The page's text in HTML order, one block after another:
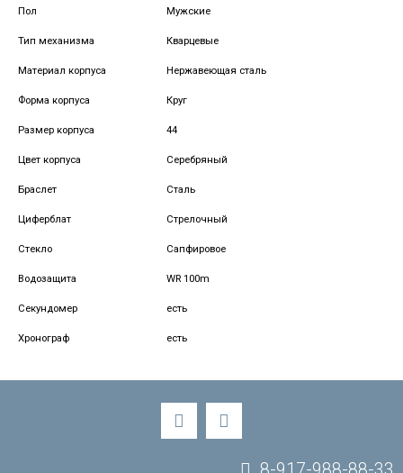
Пол Мужские
Тип механизма Кварцевые
Материал корпуса Нержавеющая сталь
Форма корпуса Круг
Размер корпуса 44
Цвет корпуса Серебряный
Браслет Сталь
Циферблат Стрелочный
Стекло Сапфировое
Водозащита WR 100m
Секундомер есть
Хронограф есть